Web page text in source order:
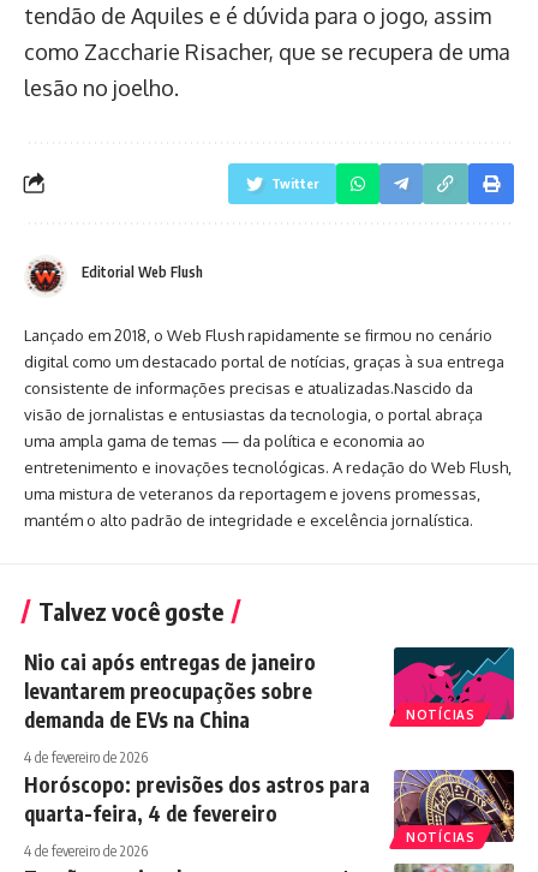
tendão de Aquiles e é dúvida para o jogo, assim
como Zaccharie Risacher, que se recupera de uma
lesão no joelho.
Twitter
Editorial Web Flush
Lançado em 2018, o Web Flush rapidamente se firmou no cenário
digital como um destacado portal de notícias, graças à sua entrega
consistente de informações precisas e atualizadas.Nascido da
visão de jornalistas e entusiastas da tecnologia, o portal abraça
uma ampla gama de temas — da política e economia ao
entretenimento e inovações tecnológicas. A redação do Web Flush,
uma mistura de veteranos da reportagem e jovens promessas,
mantém o alto padrão de integridade e excelência jornalística.
Talvez você goste
NOTÍCIAS
Nio cai após entregas de janeiro
levantarem preocupações sobre
demanda de EVs na China
4 de fevereiro de 2026
NOTÍCIAS
Horóscopo: previsões dos astros para
quarta-feira, 4 de fevereiro
4 de fevereiro de 2026